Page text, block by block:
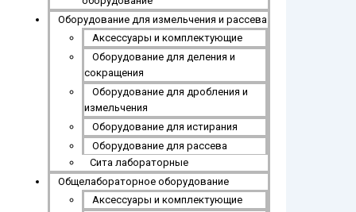
Оборудование для измельчения и рассева
Аксессуары и комплектующие
Оборудование для деления и
сокращения
Оборудование для дробления и
измельчения
Оборудование для истирания
Оборудование для рассева
Сита лабораторные
Общелабораторное оборудование
Аксессуары и комплектующие